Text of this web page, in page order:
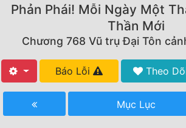
Thể Loại
Tất Cả
Truyện Mới Ra
Hoàn Thành
Phản Phái! Mỗi Ngày Một
Thần Mới
Chương 768 Vũ trụ Đại Tôn
Báo Lỗi Theo
Mục Lục